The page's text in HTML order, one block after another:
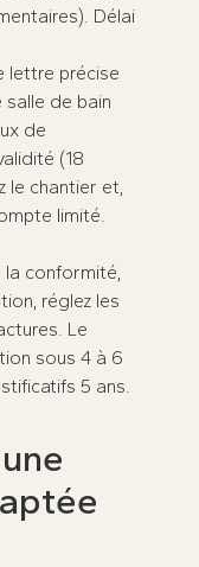
Délai
lettre précise
de bain
de
(18
le chantier et,
limité.
conformité,
réglez les
Le
sous 4 à 6
5 ans.